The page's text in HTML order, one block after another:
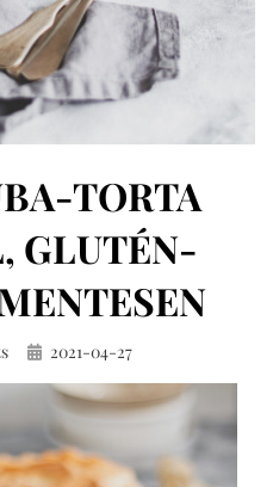
TORTA
GLUTÉN-
Közzétéve
2021-04-27